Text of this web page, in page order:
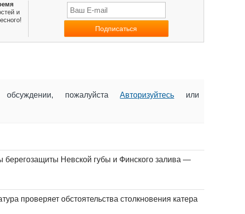
и
пожалуйстаАвторизуйтесь или
берегозащиты Невской губы и Финского залива —
проверяет обстоятельства столкновения катера